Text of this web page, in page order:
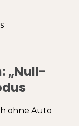
„Null-
ohne Auto